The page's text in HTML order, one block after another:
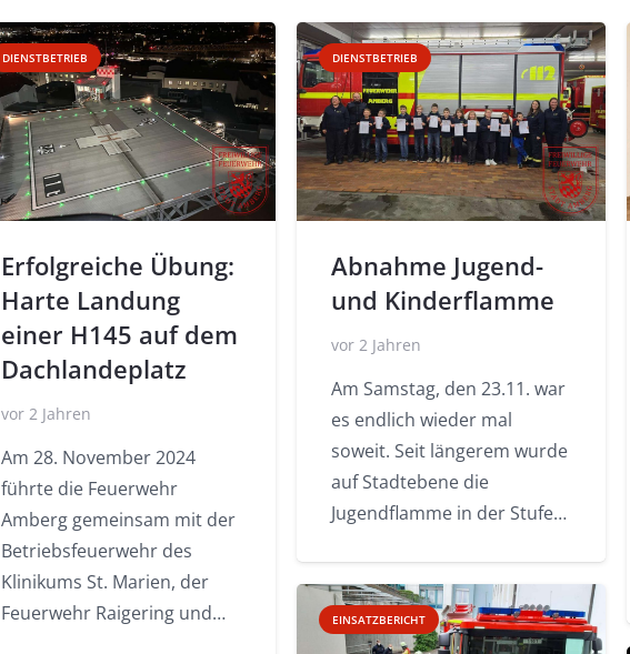
DIENSTBETRIEB
Erfolgreiche Übung:
Harte Landung
einer H145 auf dem
Dachlandeplatz
vor 2 Jahren
Am 28. November 2024
führte die Feuerwehr
Amberg gemeinsam mit der
Betriebsfeuerwehr des
Klinikums St. Marien, der
Feuerwehr Raigering und…
DIENSTBETRIEB
Abnahme Jugend-
und Kinderflamme
vor 2 Jahren
Am Samstag, den 23.11. war
es endlich wieder mal
soweit. Seit längerem wurde
auf Stadtebene die
Jugendflamme in der Stufe…
EINSATZBERICHT